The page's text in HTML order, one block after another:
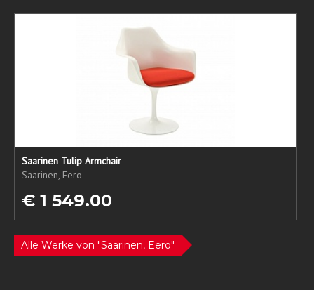
Saarinen Tulip Armchair
Saarinen, Eero
€ 1 549.00
Alle Werke von "Saarinen, Eero"